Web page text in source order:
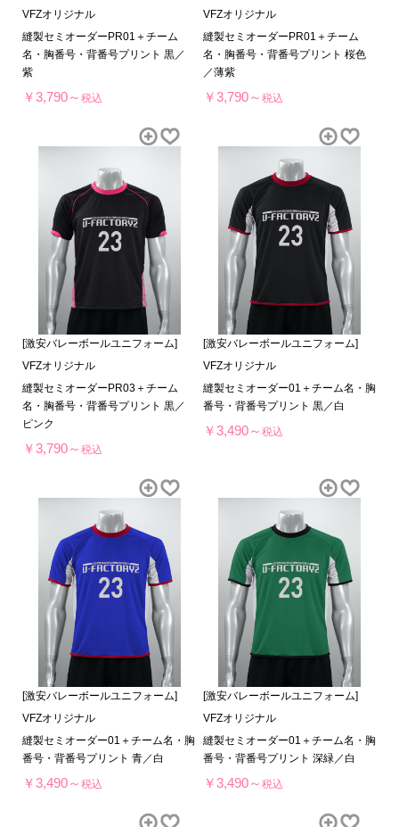
VFZオリジナル
縫製セミオーダーPR01＋チーム
名・胸番号・背番号プリント 黒／
紫
￥3,790～税込
VFZオリジナル
縫製セミオーダーPR01＋チーム
名・胸番号・背番号プリント 桜色
／薄紫
￥3,790～ 税込
[激安バレーボールユニフォーム]
VFZオリジナル
縫製セミオーダーPR03＋チーム
名・胸番号・背番号プリント 黒／
ピンク
￥3,790～税込
[激安バレーボールユニフォーム]
VFZオリジナル
縫製セミオーダー01＋チーム名・胸
番号・背番号プリント 黒／白
￥3,490～ 税込
[激安バレーボールユニフォーム]
VFZオリジナル
縫製セミオーダー01＋チーム名・胸
番号・背番号プリント 青／白
￥3,490～税込
[激安バレーボールユニフォーム]
VFZオリジナル
縫製セミオーダー01＋チーム名・胸
番号・背番号プリント 深緑／白
￥3,490～ 税込